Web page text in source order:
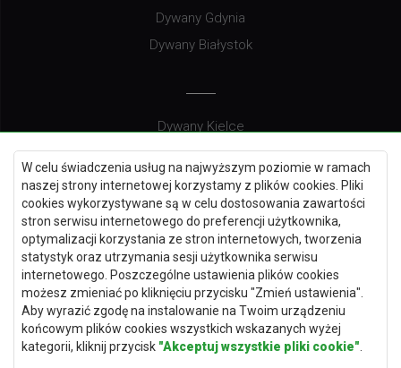
W celu świadczenia usług na najwyższym poziomie w ramach
naszej strony internetowej korzystamy z plików cookies. Pliki
cookies wykorzystywane są w celu dostosowania zawartości
stron serwisu internetowego do preferencji użytkownika,
optymalizacji korzystania ze stron internetowych, tworzenia
statystyk oraz utrzymania sesji użytkownika serwisu
internetowego. Poszczególne ustawienia plików cookies
możesz zmieniać po kliknięciu przycisku "Zmień ustawienia".
Aby wyrazić zgodę na instalowanie na Twoim urządzeniu
końcowym plików cookies wszystkich wskazanych wyżej
kategorii, kliknij przycisk "Akceptuj wszystkie pliki cookie"
Dywany Gdynia
Dywany Białystok
Dywany Kielce
Dywany Gdańsk
Dywany Toruń
Dywany Bydgoszcz
Dywany Łódź
Dywany Katowice
Dywany Rzeszów